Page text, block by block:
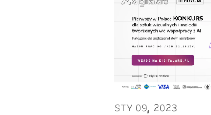
STY 09, 2023